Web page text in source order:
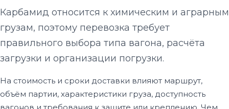
Карбамид относится к химическим и аграрным
грузам, поэтому перевозка требует
правильного выбора типа вагона, расчёта
загрузки и организации погрузки.
На стоимость и сроки доставки влияют маршрут,
объём партии, характеристики груза, доступность